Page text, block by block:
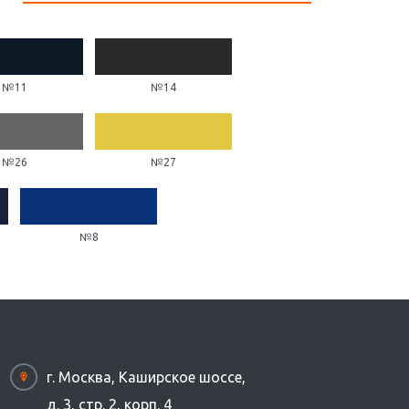
№11 №14
№26 №27
№8
г. Москва, Каширское шоссе,
д. 3, стр. 2, корп. 4